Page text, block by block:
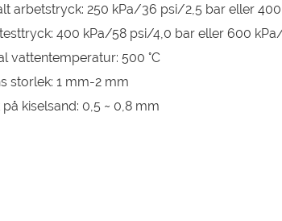
arbetstryck: 250 kPa/36 psi/2,5 bar eller
400 kPa/58 psi/4,0 bar eller 600
vattentemperatur: 500 °C
storlek: 1 mm-2 mm
på kiselsand: 0,5 ~ 0,8 mm